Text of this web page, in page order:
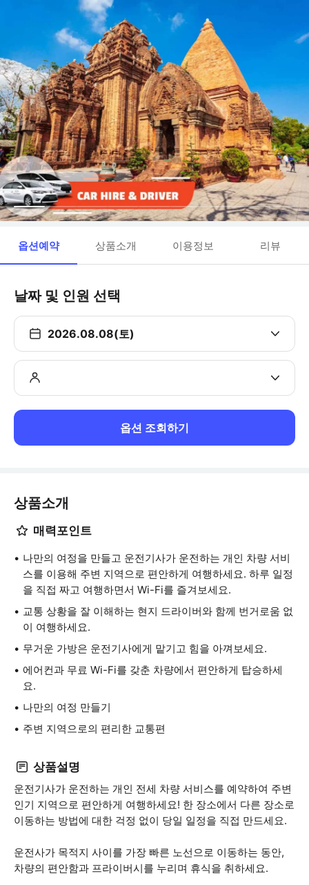
옵션예약 상품소개 이용정보 리뷰
날짜 및 인원 선택
2026.08.08(토)
옵션 조회하기
상품소개
매력포인트
나만의 여정을 만들고 운전기사가 운전하는 개인 차량 서비
스를 이용해 주변 지역으로 편안하게 여행하세요. 하루 일정
을 직접 짜고 여행하면서 Wi-Fi를 즐겨보세요.
교통 상황을 잘 이해하는 현지 드라이버와 함께 번거로움 없
이 여행하세요.
무거운 가방은 운전기사에게 맡기고 힘을 아껴보세요.
에어컨과 무료 Wi-Fi를 갖춘 차량에서 편안하게 탑승하세
요.
나만의 여정 만들기
주변 지역으로의 편리한 교통편
상품설명
운전기사가 운전하는 개인 전세 차량 서비스를 예약하여 주변
인기 지역으로 편안하게 여행하세요! 한 장소에서 다른 장소로
이동하는 방법에 대한 걱정 없이 당일 일정을 직접 만드세요.
운전사가 목적지 사이를 가장 빠른 노선으로 이동하는 동안,
차량의 편안함과 프라이버시를 누리며 휴식을 취하세요.